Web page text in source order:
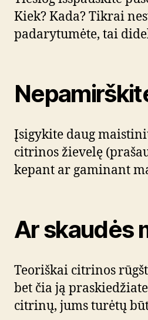
Kiek? Kada? Tikrai
padarytumėte, tai
Įsigykite daug
citrinos žievelę
kepant ar gaminant
Ar skaudės
Teoriškai citrinos
bet čia ją
citrinų, jums turėtų